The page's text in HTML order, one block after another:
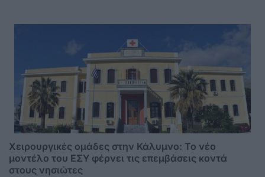
Χειρουργικές ομάδες στην Κάλυμνο: Το νέο
μοντέλο του ΕΣΥ φέρνει τις επεμβάσεις κοντά
στους νησιώτες